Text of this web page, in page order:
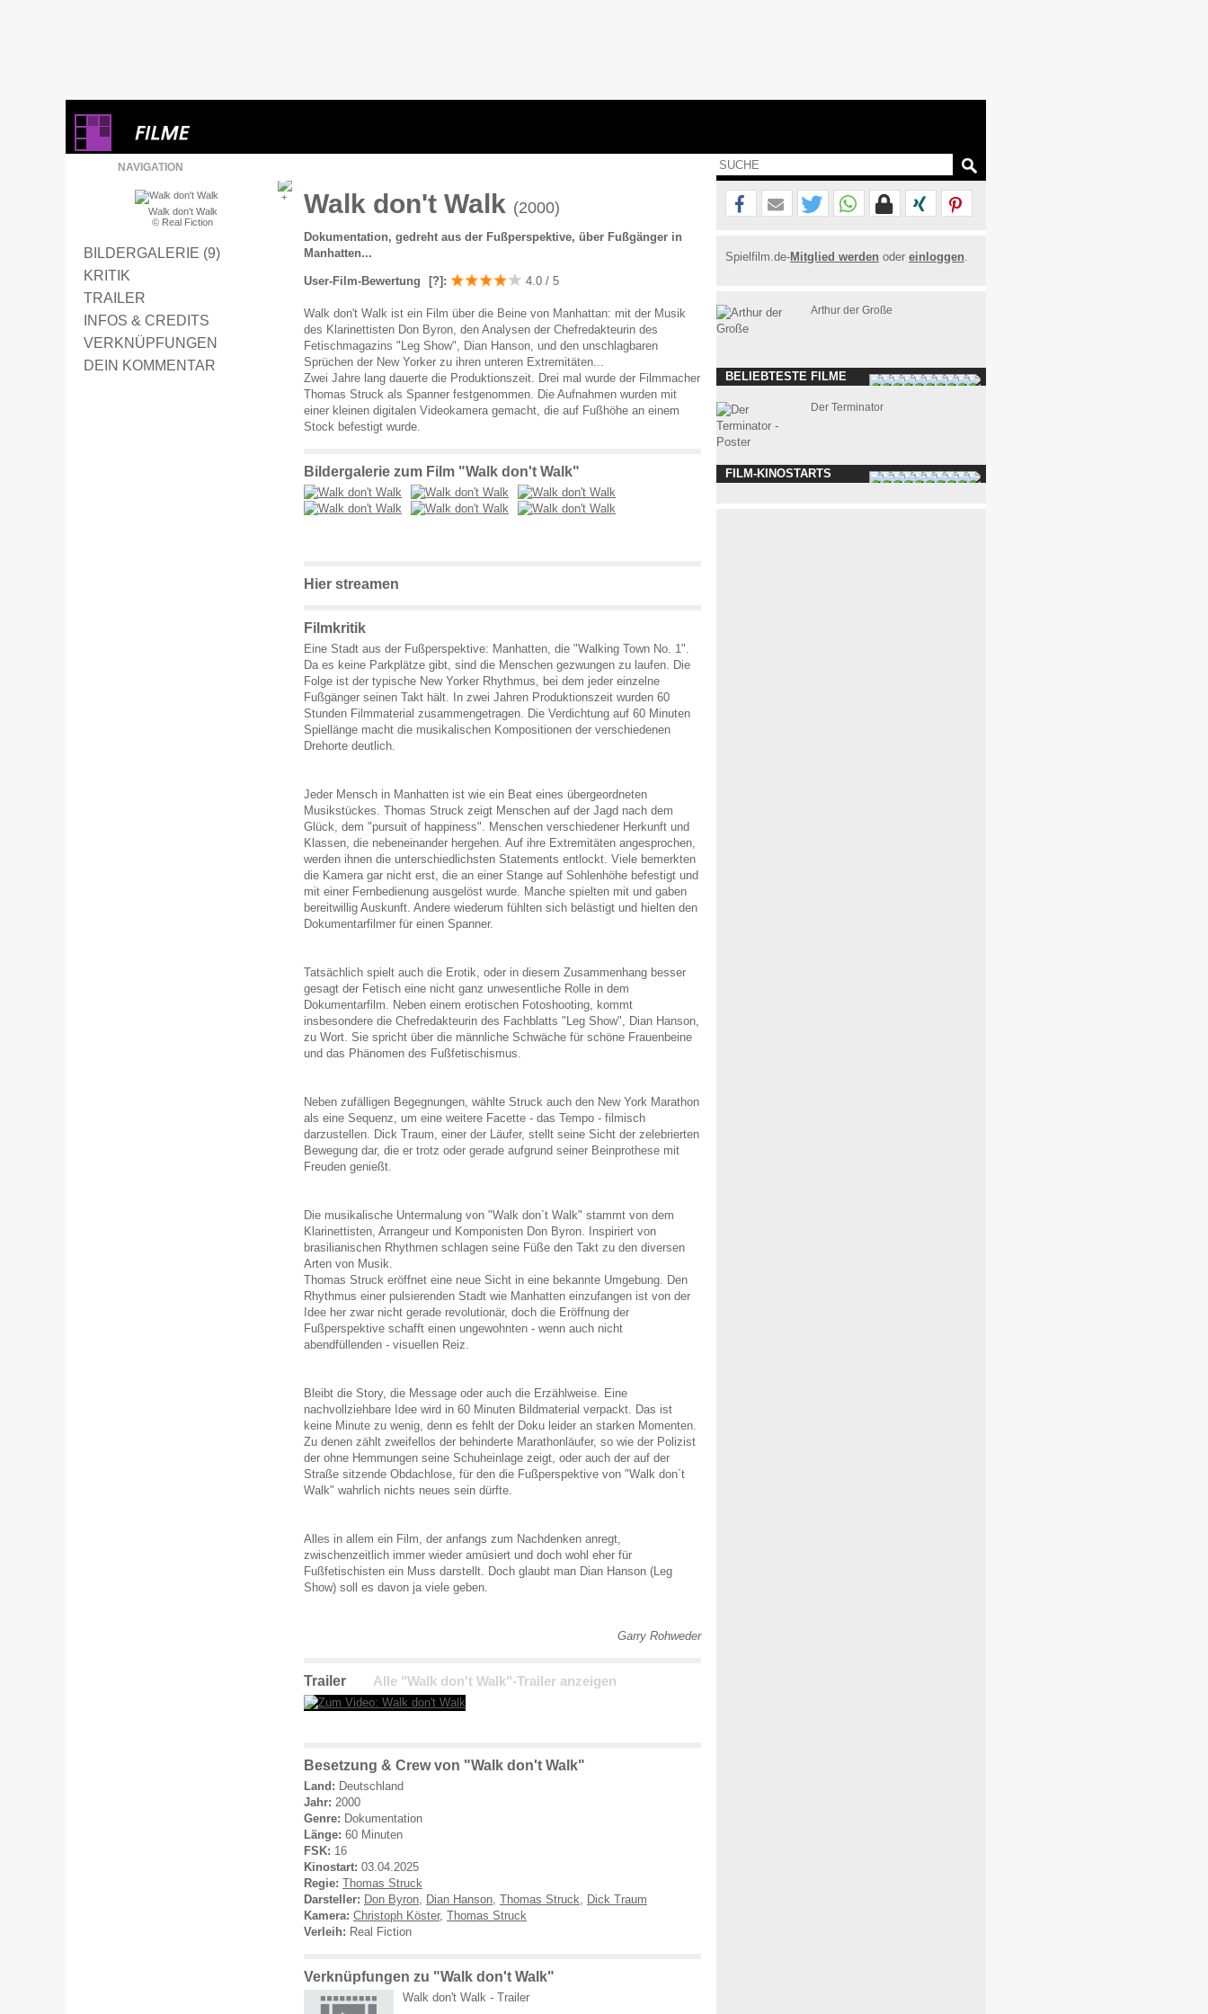
NAVIGATION
Walk don't Walk
© Real Fiction
BILDERGALERIE (9)
KRITIK
TRAILER
INFOS & CREDITS
VERKNÜPFUNGEN
DEIN KOMMENTAR
Walk don't Walk (2000)
Dokumentation, gedreht aus der Fußperspektive, über Fußgänger in
Manhatten...
User-Film-Bewertung [?] : 4.0 / 5
Walk don't Walk ist ein Film über die Beine von Manhattan: mit der Musik
des Klarinettisten Don Byron, den Analysen der Chefredakteurin des
Fetischmagazins "Leg Show", Dian Hanson, und den unschlagbaren
Sprüchen der New Yorker zu ihren unteren Extremitäten...
Zwei Jahre lang dauerte die Produktionszeit. Drei mal wurde der Filmmacher
Thomas Struck als Spanner festgenommen. Die Aufnahmen wurden mit
einer kleinen digitalen Videokamera gemacht, die auf Fußhöhe an einem
Stock befestigt wurde.
Bildergalerie zum Film "Walk don't Walk"
Hier streamen
Filmkritik
Eine Stadt aus der Fußperspektive: Manhatten, die "Walking Town No. 1".
Da es keine Parkplätze gibt, sind die Menschen gezwungen zu laufen. Die
Folge ist der typische New Yorker Rhythmus, bei dem jeder einzelne
Fußgänger seinen Takt hält. In zwei Jahren Produktionszeit wurden 60
Stunden Filmmaterial zusammengetragen. Die Verdichtung auf 60 Minuten
Spiellänge macht die musikalischen Kompositionen der verschiedenen
Drehorte deutlich.
Jeder Mensch in Manhatten ist wie ein Beat eines übergeordneten
Musikstückes. Thomas Struck zeigt Menschen auf der Jagd nach dem
Glück, dem "pursuit of happiness". Menschen verschiedener Herkunft und
Klassen, die nebeneinander hergehen. Auf ihre Extremitäten angesprochen,
werden ihnen die unterschiedlichsten Statements entlockt. Viele bemerkten
die Kamera gar nicht erst, die an einer Stange auf Sohlenhöhe befestigt und
mit einer Fernbedienung ausgelöst wurde. Manche spielten mit und gaben
bereitwillig Auskunft. Andere wiederum fühlten sich belästigt und hielten den
Dokumentarfilmer für einen Spanner.
Tatsächlich spielt auch die Erotik, oder in diesem Zusammenhang besser
gesagt der Fetisch eine nicht ganz unwesentliche Rolle in dem
Dokumentarfilm. Neben einem erotischen Fotoshooting, kommt
insbesondere die Chefredakteurin des Fachblatts "Leg Show", Dian Hanson,
zu Wort. Sie spricht über die männliche Schwäche für schöne Frauenbeine
und das Phänomen des Fußfetischismus.
Neben zufälligen Begegnungen, wählte Struck auch den New York Marathon
als eine Sequenz, um eine weitere Facette - das Tempo - filmisch
darzustellen. Dick Traum, einer der Läufer, stellt seine Sicht der zelebrierten
Bewegung dar, die er trotz oder gerade aufgrund seiner Beinprothese mit
Freuden genießt.
Die musikalische Untermalung von "Walk don`t Walk" stammt von dem
Klarinettisten, Arrangeur und Komponisten Don Byron. Inspiriert von
brasilianischen Rhythmen schlagen seine Füße den Takt zu den diversen
Arten von Musik.
Thomas Struck eröffnet eine neue Sicht in eine bekannte Umgebung. Den
Rhythmus einer pulsierenden Stadt wie Manhatten einzufangen ist von der
Idee her zwar nicht gerade revolutionär, doch die Eröffnung der
Fußperspektive schafft einen ungewohnten - wenn auch nicht
abendfüllenden - visuellen Reiz.
Bleibt die Story, die Message oder auch die Erzählweise. Eine
nachvollziehbare Idee wird in 60 Minuten Bildmaterial verpackt. Das ist
keine Minute zu wenig, denn es fehlt der Doku leider an starken Momenten.
Zu denen zählt zweifellos der behinderte Marathonläufer, so wie der Polizist
der ohne Hemmungen seine Schuheinlage zeigt, oder auch der auf der
Straße sitzende Obdachlose, für den die Fußperspektive von "Walk don`t
Walk" wahrlich nichts neues sein dürfte.
Alles in allem ein Film, der anfangs zum Nachdenken anregt,
zwischenzeitlich immer wieder amüsiert und doch wohl eher für
Fußfetischisten ein Muss darstellt. Doch glaubt man Dian Hanson (Leg
Show) soll es davon ja viele geben.
Garry Rohweder
Trailer Alle "Walk don't Walk"-Trailer anzeigen
Besetzung & Crew von "Walk don't Walk"
Land: Deutschland
Jahr: 2000
Genre: Dokumentation
Länge: 60 Minuten
FSK: 16
Kinostart: 03.04.2025
Regie: Thomas Struck
Darsteller: Don Byron, Dian Hanson, Thomas Struck, Dick Traum
Kamera: Christoph Köster, Thomas Struck
Verleih: Real Fiction
Verknüpfungen zu "Walk don't Walk"
Walk don't Walk - Trailer
Spielfilm.de-Mitglied werden oder einloggen.
Arthur der Große
BELIEBTESTE FILME
Der Terminator
FILM-KINOSTARTS